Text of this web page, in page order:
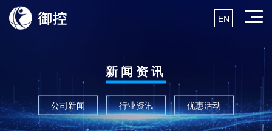
EN
新闻资讯
公司新闻 行业资讯 优惠活动